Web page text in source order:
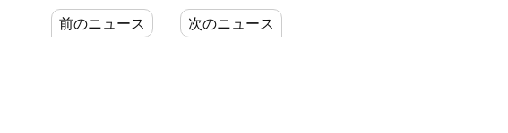
前のニュース 次のニュース